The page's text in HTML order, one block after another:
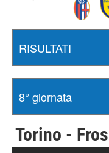
Torino -